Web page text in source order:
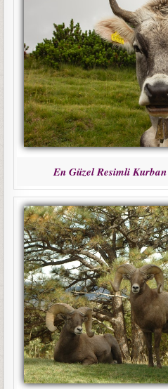
En Güzel Resimli Kurban